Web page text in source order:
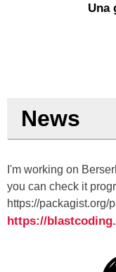
Una
News
I'm working on
you can check it
https://packagist.org/
https://